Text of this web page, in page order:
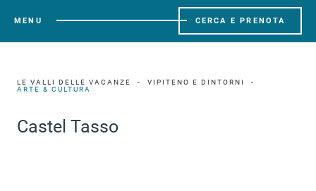
MENU CERCA E PRENOTA
LE VALLI DELLE VACANZE
VIPITENO E DINTORNI
ARTE & CULTURA
Castel Tasso